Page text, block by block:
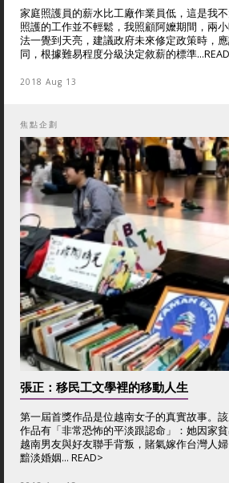
家庭照護員的薪水比工廠作業員低，這是我
照護的工作並不輕鬆，我照顧阿嬤期間，兩
法一覺到天亮，建議政府未來修定政策時，
同，根據難易程度分級決定敘薪的標準...
2018 Aug 13
焦點企劃
張正：移民工文學裡的移動人生
第一屆首獎作品是位越南女子的真實故事。
作品有「非常恐怖的平淡跟認命」：她因家
越南男友與好友聯手背叛，賭氣嫁作台灣人
黯淡婚姻... READ>